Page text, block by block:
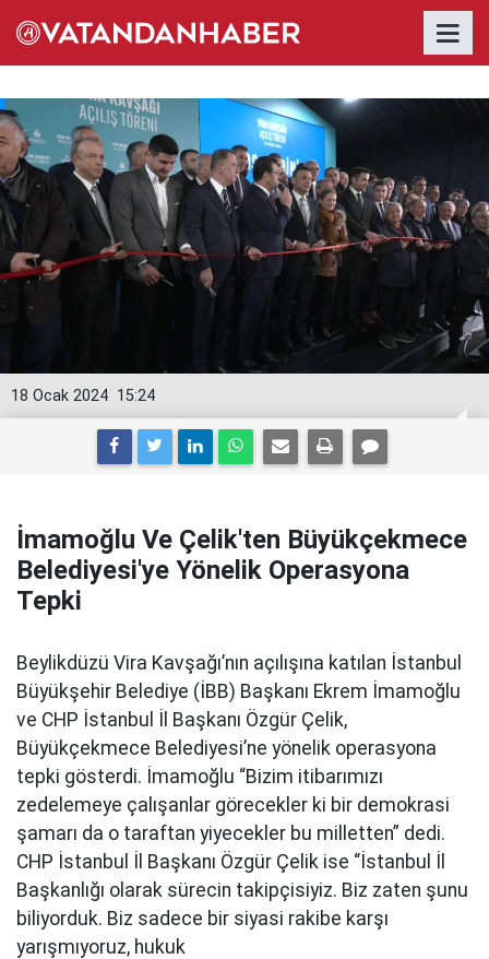
15:24
18 Ocak 2024
İmamoğlu Ve Çelik'ten Büyükçekmece
Belediyesi'ye Yönelik Operasyona
Tepki
Beylikdüzü Vira Kavşağı’nın açılışına katılan İstanbul
Büyükşehir Belediye (İBB) Başkanı Ekrem İmamoğlu
ve CHP İstanbul İl Başkanı Özgür Çelik,
Büyükçekmece Belediyesi’ne yönelik operasyona
tepki gösterdi. İmamoğlu “Bizim itibarımızı
zedelemeye çalışanlar görecekler ki bir demokrasi
şamarı da o taraftan yiyecekler bu milletten” dedi.
CHP İstanbul İl Başkanı Özgür Çelik ise “İstanbul İl
Başkanlığı olarak sürecin takipçisiyiz. Biz zaten şunu
biliyorduk. Biz sadece bir siyasi rakibe karşı
yarışmıyoruz, hukuk